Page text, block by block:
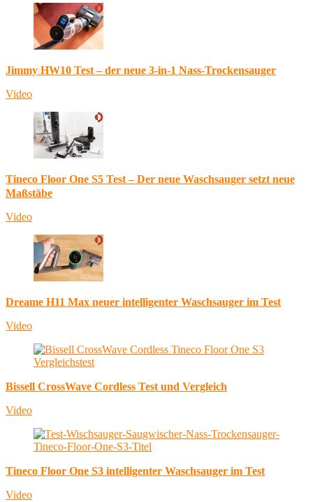
Jimmy HW10 Test – der neue 3-in-1 Nass-Trockensauger
Video
Tineco Floor One S5 Test – Der neue Waschsauger setzt neue
Maßstäbe
Video
Dreame H11 Max neuer intelligenter Waschsauger im Test
Video
Bissell CrossWave Cordless Test und Vergleich
Video
Tineco Floor One S3 intelligenter Waschsauger im Test
Video